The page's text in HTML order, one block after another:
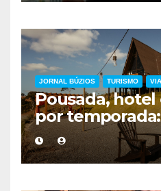
JORNAL BÚZIOS TURISMO
Pousada,
por
escolher a
hospedagem